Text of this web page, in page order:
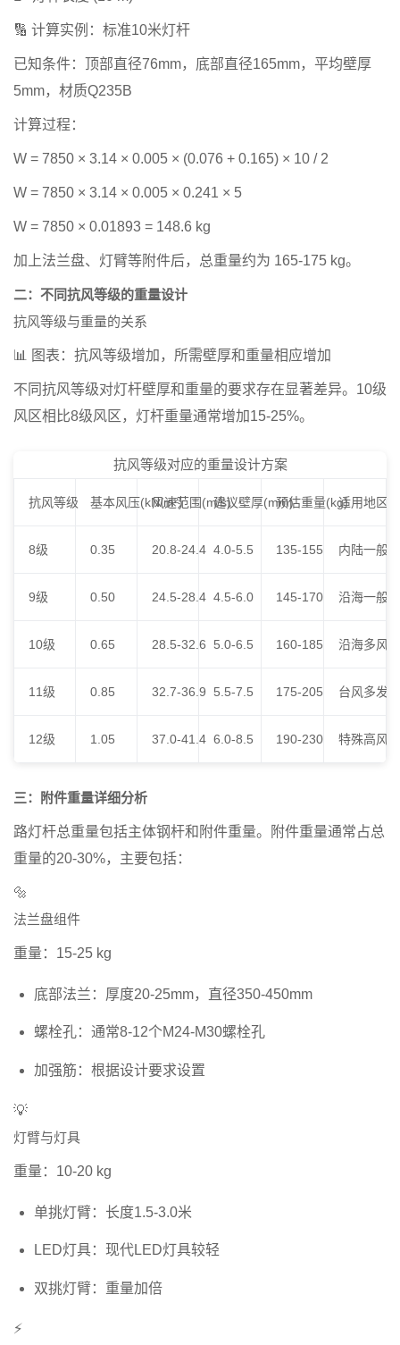
🔢 计算实例：标准10米灯杆
已知条件：顶部直径76mm，底部直径165mm，平均壁厚
5mm，材质Q235B
计算过程：
W = 7850 × 3.14 × 0.005 × (0.076 + 0.165) × 10 / 2
W = 7850 × 3.14 × 0.005 × 0.241 × 5
W = 7850 × 0.01893 = 148.6 kg
加上法兰盘、灯臂等附件后，总重量约为 165-175 kg。
二：不同抗风等级的重量设计
抗风等级与重量的关系
📊 图表：抗风等级增加，所需壁厚和重量相应增加
不同抗风等级对灯杆壁厚和重量的要求存在显著差异。10级
风区相比8级风区，灯杆重量通常增加15-25%。
抗风等级对应的重量设计方案
抗风等级 基本风压(kN/m²)风速范围(m/s)建议壁厚(mm)预估重量(kg)适用地区
8级 0.35 20.8-24.4 4.0-5.5 135-155 内陆一般
9级 0.50 24.5-28.4 4.5-6.0 145-170 沿海一般
10级 0.65 28.5-32.6 5.0-6.5 160-185 沿海多风
11级 0.85 32.7-36.9 5.5-7.5 175-205 台风多发
12级 1.05 37.0-41.4 6.0-8.5 190-230 特殊高风区
三：附件重量详细分析
路灯杆总重量包括主体钢杆和附件重量。附件重量通常占总
重量的20-30%，主要包括：
🔩
法兰盘组件
重量：15-25 kg
底部法兰：厚度20-25mm，直径350-450mm
螺栓孔：通常8-12个M24-M30螺栓孔
加强筋：根据设计要求设置
💡
灯臂与灯具
重量：10-20 kg
单挑灯臂：长度1.5-3.0米
LED灯具：现代LED灯具较轻
双挑灯臂：重量加倍
⚡